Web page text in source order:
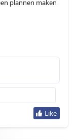
plannen maken